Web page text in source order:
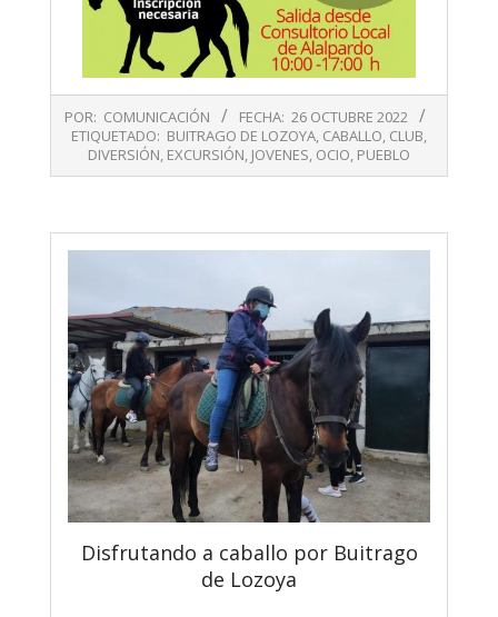
10-
POR: COMUNICACIÓN FECHA: 26 OCTUBRE 2022
ETIQUETADO: BUITRAGO DE LOZOYA, CABALLO, CLUB,
DIVERSIÓN, EXCURSIÓN, JOVENES, OCIO, PUEBLO
Disfrutando a caballo por Buitrago
de Lozoya